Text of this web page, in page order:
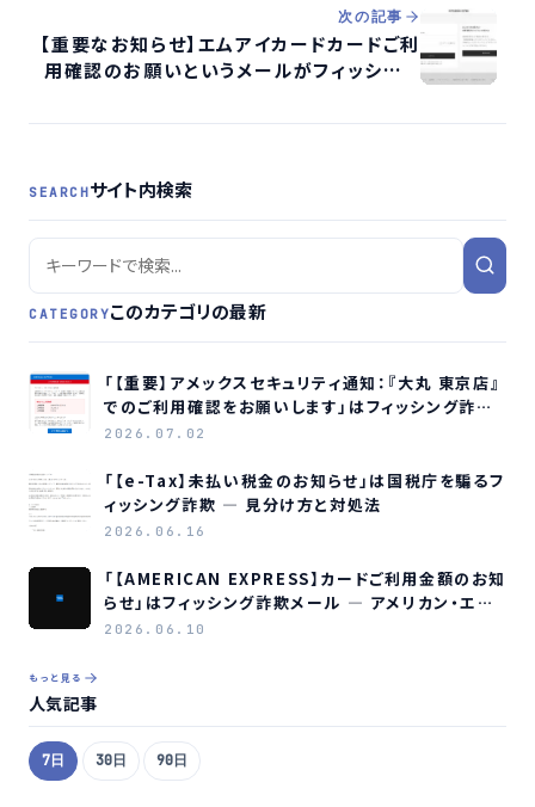
次の記事
【重要なお知らせ】エムアイカードカードご利
用確認のお願いというメールがフィッシング
SEARCHサイト内検索
CATEGORYこのカテゴリの最新
「【重要】アメックスセキュリティ通知：『大丸 東京店』
でのご利用確認をお願いします」はフィッシング詐欺
メールです
2026.07.02
「【e-Tax】未払い税金のお知らせ」は国税庁を騙るフ
ィッシング詐欺 ― 見分け方と対処法
2026.06.16
「【AMERICAN EXPRESS】カードご利用金額のお知
らせ」はフィッシング詐欺メール ― アメリカン・エキ
スプレスを装う偽メールの見分け方
2026.06.10
もっと見る
人気記事
7日 30日 90日